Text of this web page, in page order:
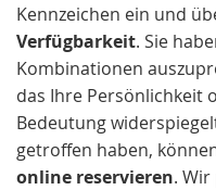
Kennzeichen ein und
Verfügbarkeit. Sie
Kombinationen
das Ihre Persönlichkeit
Bedeutung
getroffen haben,
online reservieren.